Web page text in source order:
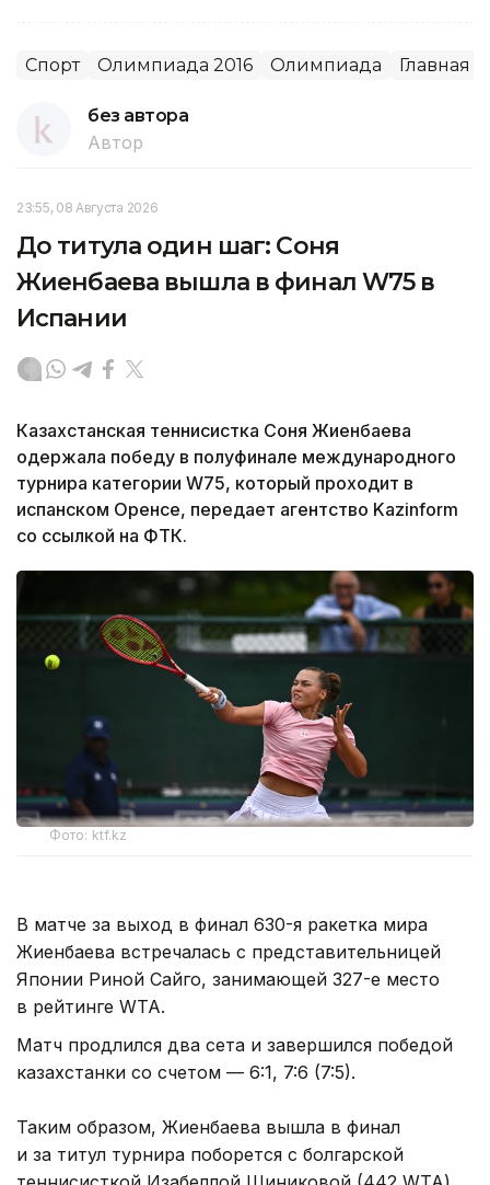
Спорт Олимпиада 2016 Олимпиада Главная
без автора
Автор
23:55, 08 Августа 2026
До титула один шаг: Соня
Жиенбаева вышла в финал W75 в
Испании
Казахстанская теннисистка Соня Жиенбаева
одержала победу в полуфинале международного
турнира категории W75, который проходит в
испанском Оренсе, передает агентство Kazinform
со ссылкой на ФТК.
Фото: ktf.kz
В матче за выход в финал 630-я ракетка мира
Жиенбаева встречалась с представительницей
Японии Риной Сайго, занимающей 327-е место
в рейтинге WTA.
Матч продлился два сета и завершился победой
казахстанки со счетом — 6:1, 7:6 (7:5).
Таким образом, Жиенбаева вышла в финал
и за титул турнира поборется с болгарской